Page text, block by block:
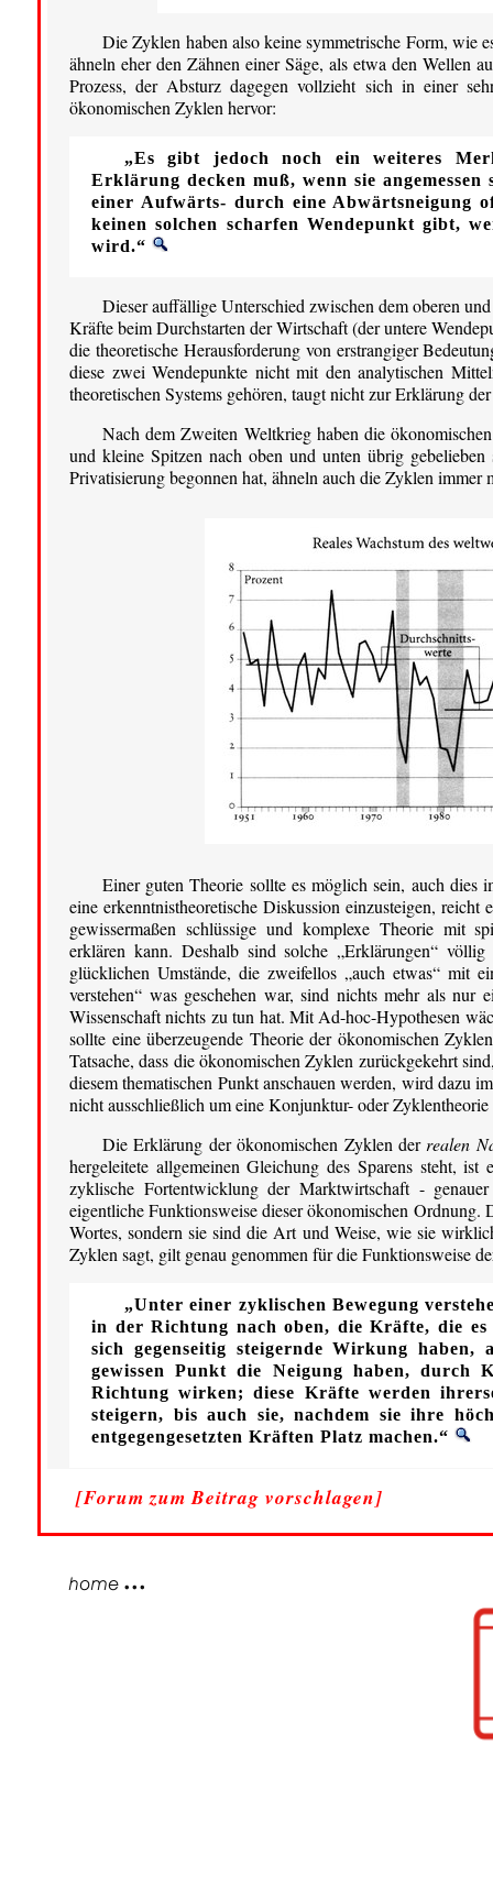
Die Zyklen haben also keine symmetrische Form, wie
ähneln eher den Zähnen einer Säge, als etwa den Wellen
Prozess, der Absturz dagegen vollzieht sich in einer
ökonomischen Zyklen hervor:
„Es gibt jedoch noch ein weiteres
Erklärung decken muß, wenn sie
einer Aufwärts- durch eine Abwärtsneigung
keinen solchen scharfen Wendepunkt gibt,
wird.“
Dieser auffällige Unterschied zwischen dem oberen
Kräfte beim Durchstarten der Wirtschaft (der untere
die theoretische Herausforderung von erstrangiger
diese zwei Wendepunkte nicht mit den analytischen
theoretischen Systems gehören, taugt nicht zur Erklärung
Nach dem Zweiten Weltkrieg haben die
und kleine Spitzen nach oben und unten übrig
Privatisierung begonnen hat, ähneln auch die Zyklen immer
Einer guten Theorie sollte es möglich sein, auch dies
eine erkenntnistheoretische Diskussion einzusteigen,
gewissermaßen schlüssige und komplexe Theorie mit
erklären kann. Deshalb sind solche „Erklärungen“
glücklichen Umstände, die zweifellos „auch etwas“ mit
verstehen“ was geschehen war, sind nichts mehr als
Wissenschaft nichts zu tun hat. Mit Ad-hoc-Hypothesen
sollte eine überzeugende Theorie der ökonomischen
Tatsache, dass die ökonomischen Zyklen zurückgekehrt
diesem thematischen Punkt anschauen werden, wird dazu
nicht ausschließlich um eine Konjunktur- oder
Die Erklärung der ökonomischen Zyklen der realen
hergeleitete allgemeinen Gleichung des Sparens steht,
zyklische Fortentwicklung der Marktwirtschaft -
eigentliche Funktionsweise dieser ökonomischen
Wortes, sondern sie sind die Art und Weise, wie sie
Zyklen sagt, gilt genau genommen für die Funktionsweise
„Unter einer zyklischen Bewegung
in der Richtung nach oben, die Kräfte, die
sich gegenseitig steigernde Wirkung
gewissen Punkt die Neigung haben, durch
Richtung wirken; diese Kräfte werden
steigern, bis auch sie, nachdem sie ihre
entgegengesetzten Kräften Platz machen.“
[Forum zum Beitrag vorschlagen]